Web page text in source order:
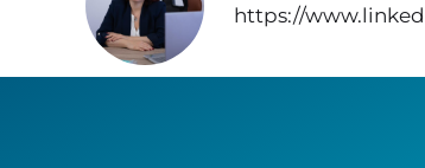
https://